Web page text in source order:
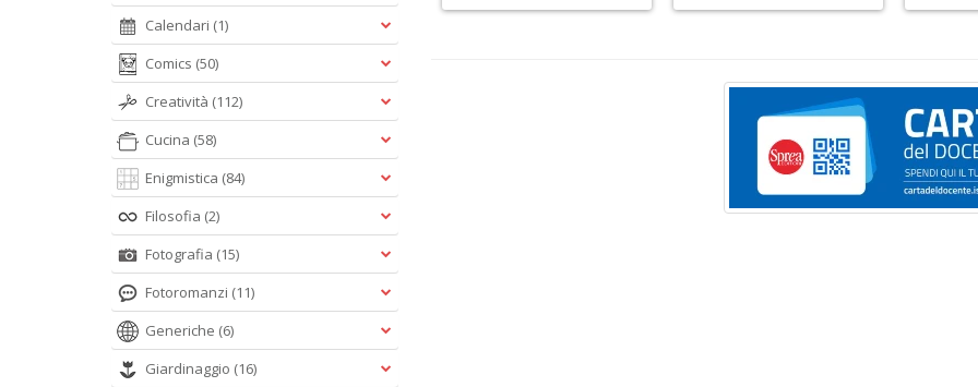
Calendari (1)
Comics (50)
Creatività (112)
Cucina (58)
Enigmistica (84)
Filosofia (2)
Fotografia (15)
Fotoromanzi (11)
Generiche (6)
Giardinaggio (16)